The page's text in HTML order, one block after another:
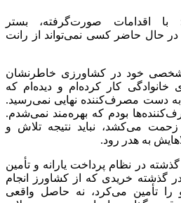
با اقدامات صورت‌گرفته، بستر
حال حاضر کسی نمی‌تواند از رانت
شخصی خود در کشاورزی خاطرنشان
کار کرده‌ام و دیده‌ام که
به دست مصرف‌کننده نهایی نمی‌رسید.
بودم که بهره‌مند نمی‌شدم.
می‌کشد، نباید نتیجه تلاش و
به هدر رود.
در نظام پرداخت یارانه و تأمین
گذشته خریدی که از کشاورز انجام
را تأمین می‌کرد، نه حاصل واقعی